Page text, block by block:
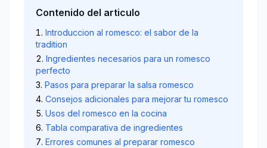
Contenido del articulo
Introduccion al romesco: el sabor de la
tradition
Ingredientes necesarios para un romesco
perfecto
Pasos para preparar la salsa romesco
Consejos adicionales para mejorar tu romesco
Usos del romesco en la cocina
Tabla comparativa de ingredientes
Errores comunes al preparar romesco